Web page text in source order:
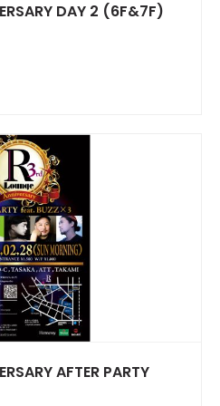
DAY 2 (6F&7F)
AFTER PARTY